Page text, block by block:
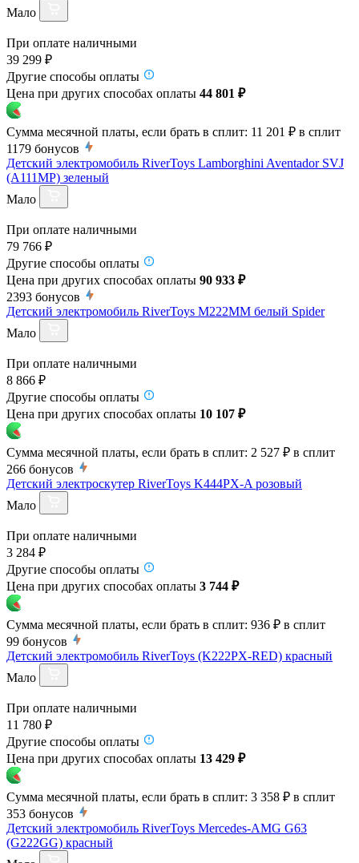
Мало
При оплате наличными
39 299 ₽
Другие способы оплаты
Цена при других способах оплаты 44 801 ₽
Сумма месячной платы, если брать в сплит: 11 201 ₽ в сплит
1179 бонусов
Детский электромобиль RiverToys Lamborghini Aventador SVJ
(A111MP) зеленый
Мало
При оплате наличными
79 766 ₽
Другие способы оплаты
Цена при других способах оплаты 90 933 ₽
2393 бонусов
Детский электромобиль RiverToys M222MM белый Spider
Мало
При оплате наличными
8 866 ₽
Другие способы оплаты
Цена при других способах оплаты 10 107 ₽
Сумма месячной платы, если брать в сплит: 2 527 ₽ в сплит
266 бонусов
Детский электроскутер RiverToys K444PX-A розовый
Мало
При оплате наличными
3 284 ₽
Другие способы оплаты
Цена при других способах оплаты 3 744 ₽
Сумма месячной платы, если брать в сплит: 936 ₽ в сплит
99 бонусов
Детский электромобиль RiverToys (K222PX-RED) красный
Мало
При оплате наличными
11 780 ₽
Другие способы оплаты
Цена при других способах оплаты 13 429 ₽
Сумма месячной платы, если брать в сплит: 3 358 ₽ в сплит
353 бонусов
Детский электромобиль RiverToys Mercedes-AMG G63
(G222GG) красный